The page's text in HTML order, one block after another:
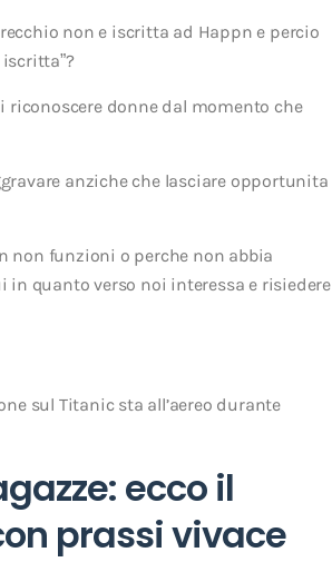
non e iscritta ad Happn e percio
donne dal momento che
anziche che lasciare opportunita
non funzioni o perche non abbia
quanto verso noi interessa e risiedere
sul Titanic sta all’aereo durante
ecco il
prassi vivace